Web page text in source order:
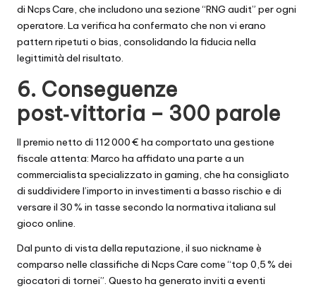
di Ncps Care, che includono una sezione “RNG audit” per ogni
operatore. La verifica ha confermato che non vi erano
pattern ripetuti o bias, consolidando la fiducia nella
legittimità del risultato.
6. Conseguenze
post‑vittoria – 300 parole
Il premio netto di 112 000 € ha comportato una gestione
fiscale attenta: Marco ha affidato una parte a un
commercialista specializzato in gaming, che ha consigliato
di suddividere l’importo in investimenti a basso rischio e di
versare il 30 % in tasse secondo la normativa italiana sul
gioco online.
Dal punto di vista della reputazione, il suo nickname è
comparso nelle classifiche di Ncps Care come “top 0,5 % dei
giocatori di tornei”. Questo ha generato inviti a eventi